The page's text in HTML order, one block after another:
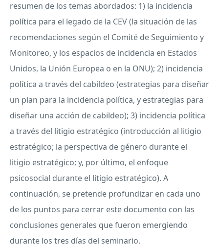
resumen de los temas abordados: 1) la incidencia
política para el legado de la CEV (la situación de las
recomendaciones según el Comité de Seguimiento y
Monitoreo, y los espacios de incidencia en Estados
Unidos, la Unión Europea o en la ONU); 2) incidencia
política a través del cabildeo (estrategias para diseñar
un plan para la incidencia política, y estrategias para
diseñar una acción de cabildeo); 3) incidencia política
a través del litigio estratégico (introducción al litigio
estratégico; la perspectiva de género durante el
litigio estratégico; y, por último, el enfoque
psicosocial durante el litigio estratégico). A
continuación, se pretende profundizar en cada uno
de los puntos para cerrar este documento con las
conclusiones generales que fueron emergiendo
durante los tres días del seminario.